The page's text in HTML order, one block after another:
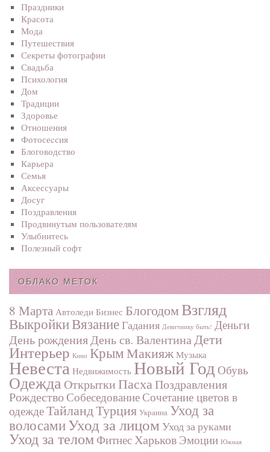
Праздники
Красота
Мода
Путешествия
Секреты фотографии
Свадьба
Психология
Дом
Традиции
Здоровье
Отношения
Фотосеcсия
Блоговодство
Карьера
Семья
Аксессуары
Досуг
Поздравления
Продвинутым пользователям
Улыбнитесь
Полезный софт
ОБЛАКО МЕТОК
8 Марта Автоледи Бизнес БлогодомВзгляд
ВыкройкиВязаниеГадания Девичнику быть! Деньги
День рожденияДень св. ВалентинаДети
Интерьер Кино КрымМакияж Музыка
Невеста Недвижимость Новый Год Обувь
Одежда ОткрыткиПасхаПоздравления
РождествоСобеседованиеСочетание цветов в
одеждеТайландТурция Украина Уход за
волосамиУход за лицом Уход за руками
Уход за теломФитнесХарьков Эмоции Южная